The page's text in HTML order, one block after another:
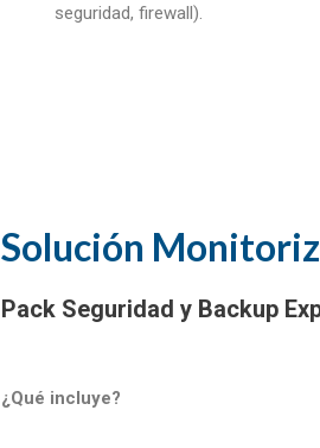
seguridad, firewall).
Solución
Pack Seguridad y Backup
¿Qué incluye?